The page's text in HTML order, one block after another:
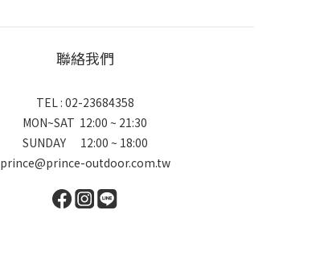
聯絡我們
TEL : 02-23684358
MON~SAT 12:00 ~ 21:30
SUNDAY 12:00 ~ 18:00
prince@prince-outdoor.com.tw